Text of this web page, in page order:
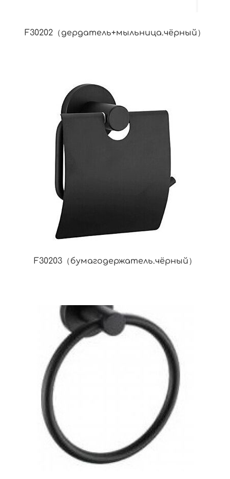
F30202（дердатель+мыльница.чёрный）
F30203（бумагодержатель.чёрный）